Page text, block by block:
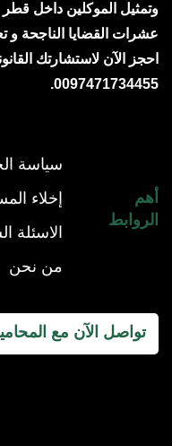
وتمثيل الموكلين داخل
عشرات القضايا الناجحة و
احجز الآن لاستشارتك
0097471734455.
أهم
الروابط
سياسة
إخلاء
الاسئلة
من نحن
تواصل الآن مع